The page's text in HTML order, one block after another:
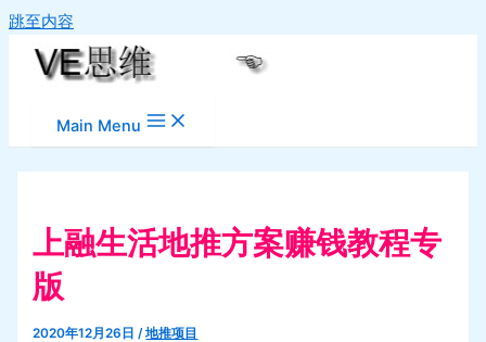
跳至内容
Main Menu
上融生活地推方案赚钱教程专
版
2020年12月26日/地推项目